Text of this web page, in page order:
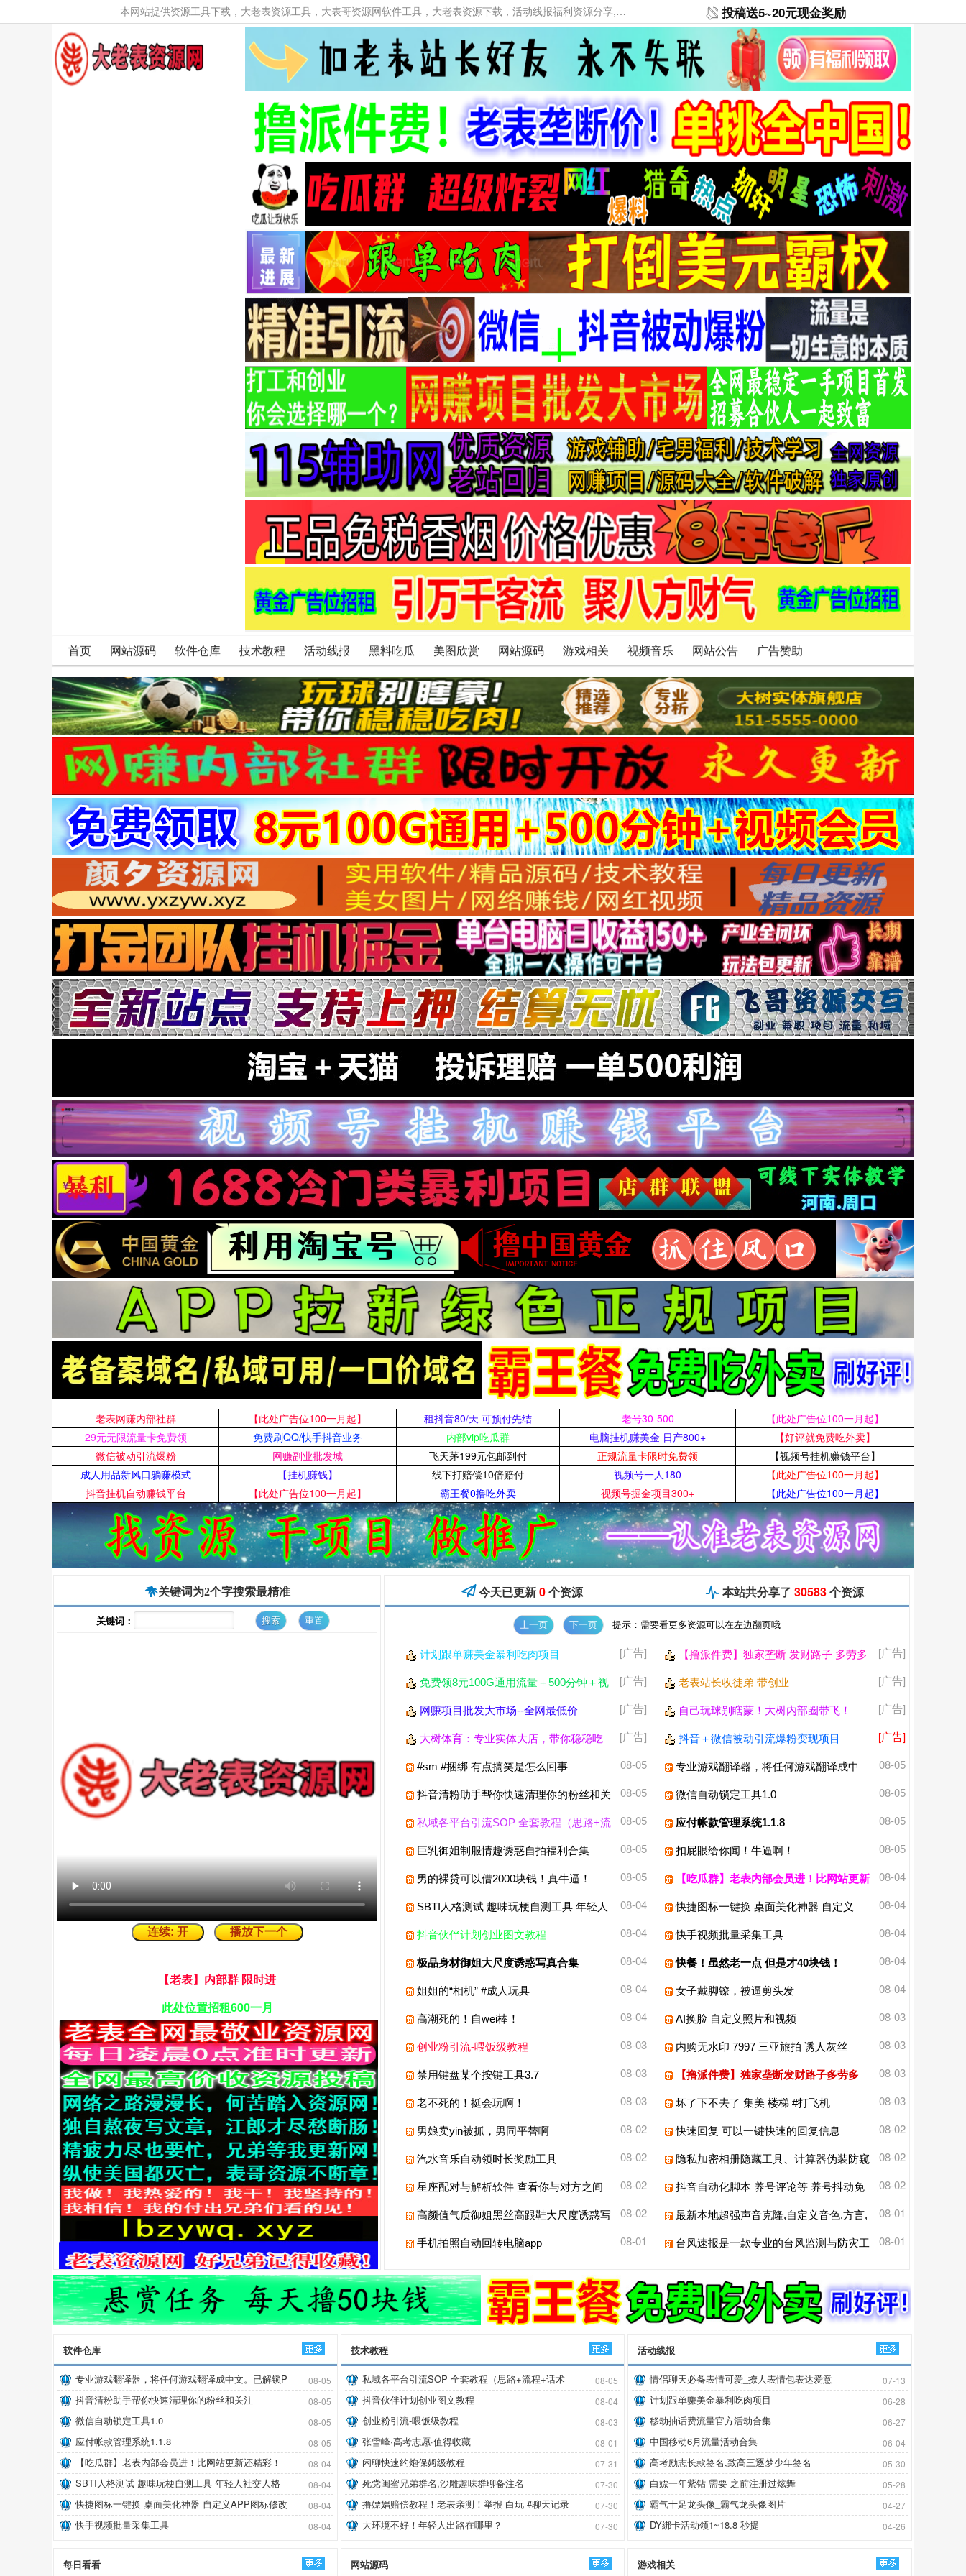
本网站提供资源工具下载，大老表资源工具，大表哥资源网软件工具，大老表资源下载，活动线报福利资源分享,活动线报，大型网游经典游戏，网络热门技术游戏辅助交流与分享。 投稿送5~20元现金奖励
首页 网站源码 软件仓库 技术教程 活动线报 黑料吃瓜 美图欣赏 网站源码 游戏相关 视频音乐 网站公告 广告赞助
老表网赚内部社群 【此处广告位100一月起】 租抖音80/天 可预付先结 老号30-500
​【此处广告位100一月起】
29元无限流量卡免费领
免费刷QQ/快手抖音业务 内部vip吃瓜群 电脑挂机赚美金 日产800+
【好评就免费吃外卖】
微信被动引流爆粉
网赚副业批发城 ​飞天茅199元包邮到付 正规流量卡限时免费领
【视频号挂机赚钱平台】
成人用品新风口躺赚模式
【挂机赚钱】 线下打赔偿10倍赔付 视频号一人180
【此处广告位100一月起】
抖音挂机自动赚钱平台
【此处广告位100一月起】 霸王餐0撸吃外卖 视频号掘金项目300+ 【此处广告位100一月起】
关键词为2个字搜索最精准
关键词：
连续: 开 播放下一个
【老表】 内部群 限时进
此处位置招租600一月
今天已更新0个资源 本站共分享了 30583个资源
提示：需要看更多资源可以在左边翻页哦
[广告]
计划跟单赚美金暴利吃肉项目 [广告]
【撸派件费】独家垄断 发财路子 多劳多
得！
[广告]
免费领8元100G通用流量＋500分钟＋视
频会员
[广告]
老表站长收徒弟 带创业
[广告]
网赚项目批发大市场--全网最低价 [广告]
自己玩球别瞎蒙！大树内部圈带飞！
[广告]
大树体育：专业实体大店，带你稳稳吃
肉！
[广告]
抖音＋微信被动引流爆粉变现项目
08-05
#sm #捆绑 有点搞笑是怎么回事 08-05
专业游戏翻译器，将任何游戏翻译成中
文。已解锁Pro+支持离线
08-05
抖音清粉助手帮你快速清理你的粉丝和关
08-05
微信自动锁定工具1.0
08-05
私域各平台引流SOP 全套教程（思路+流
程+话术+变现）
08-05
应付帐款管理系统1.1.8
08-05
巨乳御姐制服情趣诱惑自拍福利合集 08-05
扣屁眼给你闻！牛逼啊！
08-05
男的裸贷可以借2000块钱！真牛逼！ 08-04
【吃瓜群】老表内部会员进！比网站更新
还精彩！
08-04
SBTI人格测试 趣味玩梗自测工具 年轻人
社交人格测试软件
08-04
快捷图标一键换 桌面美化神器 自定义
APP图标修改名称软件
08-04
抖音伙伴计划创业图文教程 08-04
快手视频批量采集工具
08-04
极品身材御姐大尺度诱惑写真合集 08-04
快餐！虽然老一点 但是才40块钱！
08-04
姐姐的“相机” #成人玩具 08-04
女子戴脚镣，被逼剪头发
08-04
高潮死的！自wei棒！ 08-03
AI换脸 自定义照片和视频
08-03
创业粉引流-喂饭级教程 08-03
内购无水印 7997 三亚旅拍 诱人灰丝
08-03
禁用键盘某个按键工具3.7 08-03
【撸派件费】独家垄断发财路子多劳多
得！
08-03
老不死的！挺会玩啊！ 08-03
坏了下不去了 集美 楼梯 #打飞机
08-02
男娘卖yin被抓，男同平替啊 08-02
快速回复 可以一键快速的回复信息
08-02
汽水音乐自动领时长奖励工具 08-02
隐私加密相册隐藏工具、计算器伪装防窥
探安全APP 私密视频照片文件保管软件
08-02
星座配对与解析软件 查看你与对方之间
的缘分
08-02
抖音自动化脚本 养号评论等 养号抖动免
费版
08-02
高颜值气质御姐黑丝高跟鞋大尺度诱惑写
真合集
08-01
最新本地超强声音克隆,自定义音色,方言,
效果超级棒
08-01
手机拍照自动回转电脑app 08-01
台风速报是一款专业的台风监测与防灾工
更多
软件仓库
08-05
专业游戏翻译器，将任何游戏翻译成中文。已解锁P
ro+支持离线
08-05
抖音清粉助手帮你快速清理你的粉丝和关注
08-05
微信自动锁定工具1.0
08-05
应付帐款管理系统1.1.8
08-04
【吃瓜群】老表内部会员进！比网站更新还精彩！
08-04
SBTI人格测试 趣味玩梗自测工具 年轻人社交人格
测试软件
08-04
快捷图标一键换 桌面美化神器 自定义APP图标修改
名称软件
08-04
快手视频批量采集工具
更多
技术教程
08-05
私域各平台引流SOP 全套教程（思路+流程+话术
+变现）
08-04
抖音伙伴计划创业图文教程
08-03
创业粉引流-喂饭级教程
08-01
张雪峰·高考志愿·值得收藏
07-31
闲聊快速约炮保姆级教程
07-30
死党闺蜜兄弟群名,沙雕趣味群聊备注名
07-30
撸嫖娼赔偿教程！老表亲测！举报 白玩 #聊天记录
07-30
大环境不好！年轻人出路在哪里？
更多
活动线报
07-13
情侣聊天必备表情可爱_撩人表情包表达爱意
06-28
计划跟单赚美金暴利吃肉项目
06-27
移动抽话费流量官方活动合集
06-04
中国移动6月流量活动合集
05-30
高考励志长款签名,致高三逐梦少年签名
05-28
白嫖一年紫钻 需要 之前注册过炫舞
04-27
霸气十足龙头像_霸气龙头像图片
04-26
DY綁卡活动领1~18.8 秒提
更多
每日看看 更多
网站源码 更多
游戏相关